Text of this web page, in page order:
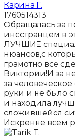
Карина Г.
1760514313
Обращалась за
иностранцем в
ЛУЧШИЕ
нюансов,с
грамотно все
Виктории!И за
за
руки и не было
и находила
сложившейся
Искренне всем